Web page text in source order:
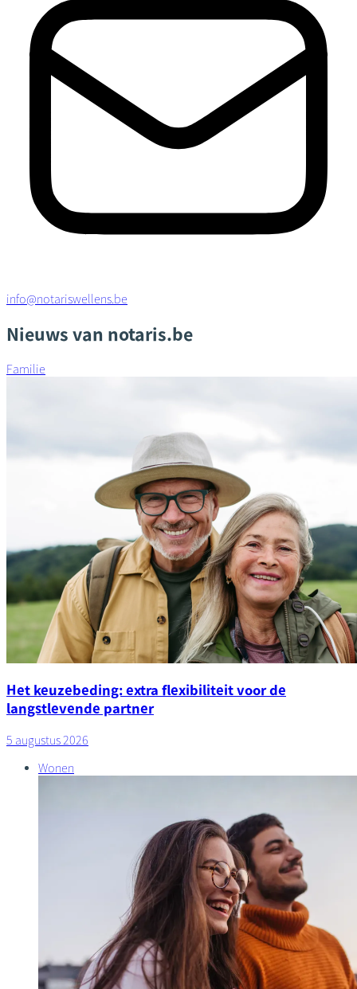
info@notariswellens.be
Nieuws van notaris.be
Familie
Het keuzebeding: extra flexibiliteit voor de
langstlevende partner
5 augustus 2026
Wonen